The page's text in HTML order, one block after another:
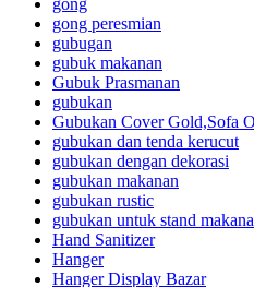
gong
gong peresmian
gubugan
gubuk makanan
Gubuk Prasmanan
gubukan
Gubukan Cover Gold,Sofa
gubukan dan tenda kerucut
gubukan dengan dekorasi
gubukan makanan
gubukan rustic
gubukan untuk stand
Hand Sanitizer
Hanger
Hanger Display Bazar